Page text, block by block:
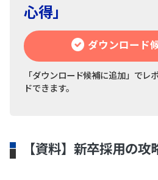
心得」
ダウンロード
「ダウンロード候補に追加」でレ
ドできます。
【資料】新卒採用の